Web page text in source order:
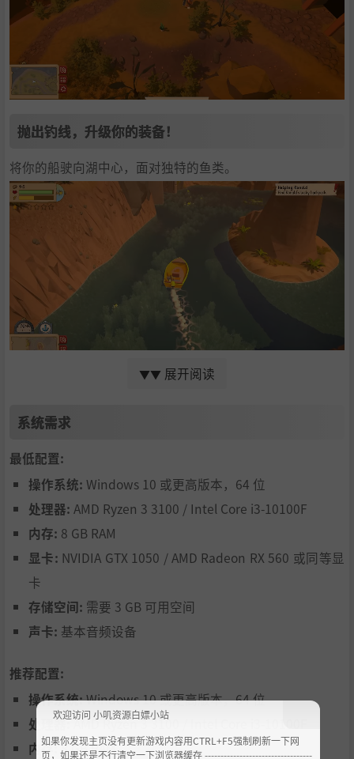
抛出钓线，升级你的装备！
将你的船驶向湖中心，面对独特的鱼类。
你小心操作一个活跃的圆圈，平衡鱼线的强度。
升级它们来对付最凶猛的鱼。
计划你的行程。
▼▼ 展开阅读
系统需求
最低配置:
操作系统: Windows 10 或更高版本，64 位
处理器: AMD Ryzen 3 3100 / Intel Core i3-10100F
内存: 8 GB RAM
显卡: NVIDIA GTX 1050 / AMD Radeon RX 560 或同等显
卡
存储空间: 需要 3 GB 可用空间
声卡: 基本音频设备
推荐配置:
操作系统:Windows 10 或更高版本，64 位
处理器:AMD Ryzen 3 3100 / Intel Core i3-10100F
内存:8 GB RAM
欢迎访问 小叽资源白嫖小站
如果你发现主页没有更新游戏内容用CTRL+F5强制刷新一下网
页，如果还是不行清空一下浏览器缓存 ----------------------------------